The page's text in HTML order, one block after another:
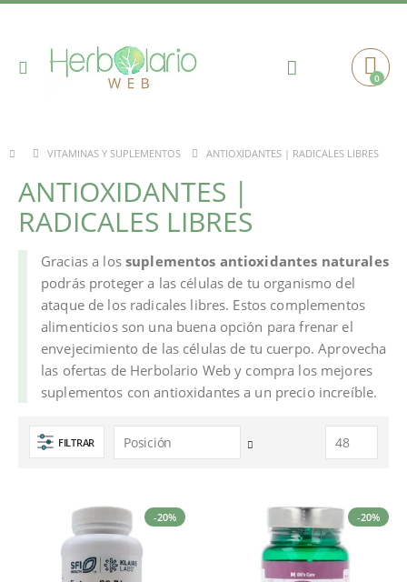
Toggle
Cart0
VITAMINAS Y SUPLEMENTOS ANTIOXIDANTES | RADICALES LIBRES
ANTIOXIDANTES |
RADICALES LIBRES
Gracias a los suplementos antioxidantes naturales
podrás proteger a las células de tu organismo del
ataque de los radicales libres. Estos complementos
alimenticios son una buena opción para frenar el
envejecimiento de las células de tu cuerpo. Aprovecha
las ofertas de Herbolario Web y compra los mejores
suplementos con antioxidantes a un precio increíble.
FILTRAR
Fijar
-20% -20%